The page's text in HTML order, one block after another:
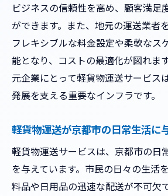
運送業界のトレンドと京
人手不足を補うための最
京都市における配送拠点
運送業界の課題とその解決策
需要増加に伴うサービスの
送の工夫
顧客満足度を高めるため
丁寧な梱包と配送の重要性
運送品質を保つための社員
ビジネスの信頼性を高め、顧客満足
ができます。また、地元の運送業者
フレキシブルな料金設定や柔軟なス
能となり、コストの最適化が図れま
元企業にとって軽貨物運送サービス
発展を支える重要なインフラです。
軽貨物運送が京都市の日常生活に
軽貨物運送サービスは、京都市の日
を与えています。市民の日々の生活
料品や日用品の迅速な配送が不可欠